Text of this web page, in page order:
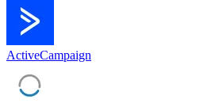
ActiveCampaign